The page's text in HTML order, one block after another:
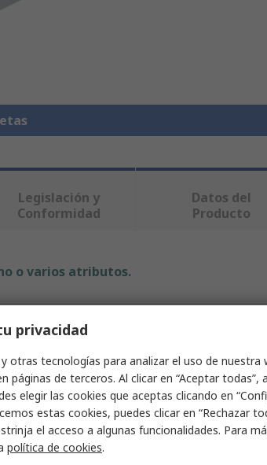
Legislación y
Conformidad
Datos del
Producto
o varios atributos.
Valor
Gaveta
Unidad de almacenamiento
Sí
privacidad
otras tecnologías para analizar el uso de nuestra
páginas de terceros. Al clicar en “Aceptar todas”,
elegir las cookies que aceptas clicando en
estas cookies, puedes clicar en “Rechazar
el acceso a algunas funcionalidades. Para
política de cookies.